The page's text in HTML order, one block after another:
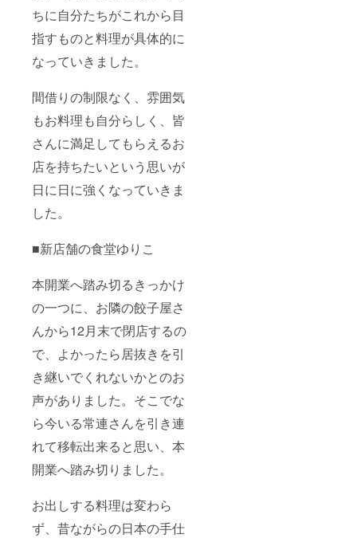
ちに自分たちがこれから目
指すものと料理が具体的に
なっていきました。
間借りの制限なく、雰囲気
もお料理も自分らしく、皆
さんに満足してもらえるお
店を持ちたいという思いが
日に日に強くなっていきま
した。
■新店舗の食堂ゆりこ
本開業へ踏み切るきっかけ
の一つに、お隣の餃子屋さ
んから12月末で閉店するの
で、よかったら居抜きを引
き継いでくれないかとのお
声がありました。そこでな
ら今いる常連さんを引き連
れて移転出来ると思い、本
開業へ踏み切りました。
お出しする料理は変わら
ず、昔ながらの日本の手仕